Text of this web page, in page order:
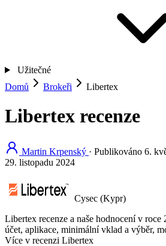
Užitečné
Domů
Brokeři Libertex
Libertex recenze
Martin Krpenský · Publikováno 6.
29. listopadu 2024
Cysec (Kypr)
Libertex recenze a naše hodnocení v roce
účet, aplikace, minimální vklad a výběr,
Více v recenzi Libertex